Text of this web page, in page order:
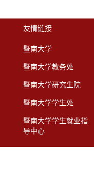
友情链接
暨南大学
暨南大学教务处
暨南大学研究生院
暨南大学学生处
暨南大学学生就业指
导中心